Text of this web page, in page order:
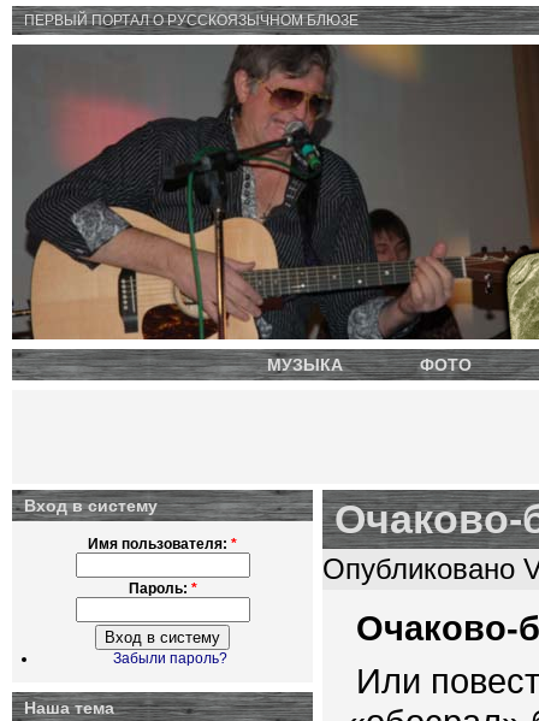
ПЕРВЫЙ ПОРТАЛ O РУССКОЯЗЫЧНОМ БЛЮЗЕ
МУЗЫКА ФОТО
Вход в систему
Имя пользователя: *
Пароль: *
Забыли пароль?
Наша тема
Очаково-
Опубликовано
Очаково-
Или